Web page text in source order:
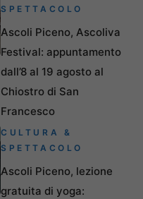
SPETTACOLO
Ascoli Piceno, Ascoliva
Festival: appuntamento
dall’8 al 19 agosto al
Chiostro di San
Francesco
CULTURA &
SPETTACOLO
Ascoli Piceno, lezione
gratuita di yoga: